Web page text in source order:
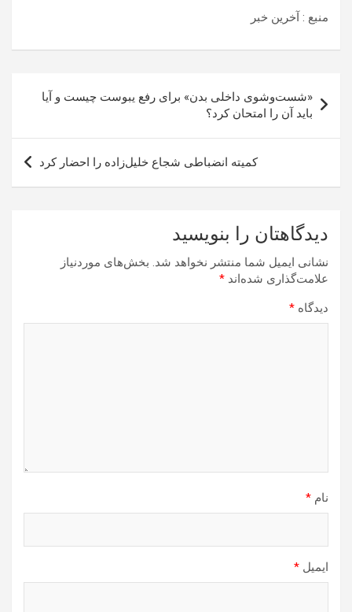
منبع : آخرین خبر
نوشته
«شست‌وشوی داخلی بدن» برای رفع یبوست چیست و آیا
باید آن را امتحان کرد؟
کمیته انضباطی شجاع خلیل‌زاده را احضار کرد
دیدگاهتان را بنویسید
نشانی ایمیل شما منتشر نخواهد شد. بخش‌های موردنیاز
علامت‌گذاری شده‌اند *
دیدگاه *
نام *
ایمیل *